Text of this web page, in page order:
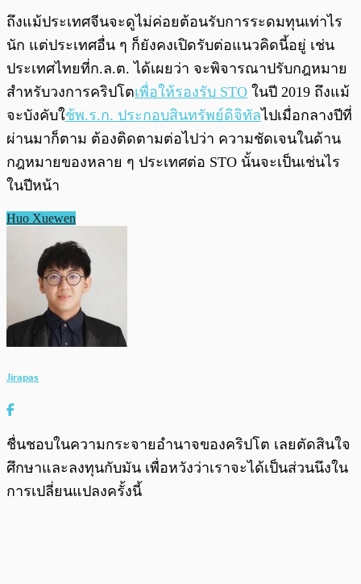
ถึงแม้ประเทศจีนจะดูไม่ค่อยต้อนรับการระดมทุนเท่าไร
นัก แต่ประเทศอื่น ๆ ก็ยังคงเปิดรับต่อแนวคิดนี้อยู่ เช่น
ประเทศไทยที่ก.ล.ต. ได้เผยว่า จะพิจารณาปรับกฎหมาย
สำหรับวงการคริปโตเพื่อให้รองรับ STO ในปี 2019 ถึงแม้
จะบังคับใช้พ.ร.ก. ประกอบสินทรัพย์ดิจิทัลไปเมื่อกลางปีที่
ผ่านมาก็ตาม ต้องติดตามต่อไปว่า ความชัดเจนในด้าน
กฎหมายของหลาย ๆ ประเทศต่อ STO นั้นจะเป็นเช่นไร
ในปีหน้า
Huo Xuewen
Jirapas
ชื่นชอบในความกระจายอำนาจของคริปโต เลยตัดสินใจ
ศึกษาและลงทุนกับมัน เพื่อหวังว่าเราจะได้เป็นส่วนนึงใน
การเปลี่ยนแปลงครั้งนี้